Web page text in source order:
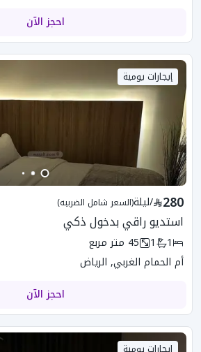
احجز الآن
إيجارات يومية
280
/ليلة(السعر شامل الضريبه)
استديو راقي بدخول ذكي
1
1
45 متر مربع
أم الحمام الغربي, الرياض
احجز الآن